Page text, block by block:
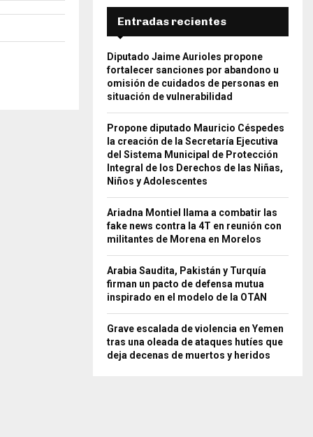
Entradas recientes
Diputado Jaime Aurioles propone
fortalecer sanciones por abandono u
omisión de cuidados de personas en
situación de vulnerabilidad
Propone diputado Mauricio Céspedes
la creación de la Secretaría Ejecutiva
del Sistema Municipal de Protección
Integral de los Derechos de las Niñas,
Niños y Adolescentes
Ariadna Montiel llama a combatir las
fake news contra la 4T en reunión con
militantes de Morena en Morelos
Arabia Saudita, Pakistán y Turquía
firman un pacto de defensa mutua
inspirado en el modelo de la OTAN
Grave escalada de violencia en Yemen
tras una oleada de ataques hutíes que
deja decenas de muertos y heridos